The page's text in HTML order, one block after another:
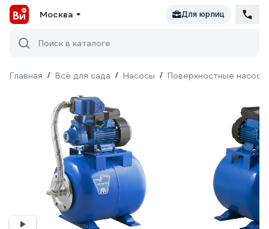
Москва Для юрлиц
Поиск в каталоге
Главная / Всё для сада / Насосы / Поверхностные насосы